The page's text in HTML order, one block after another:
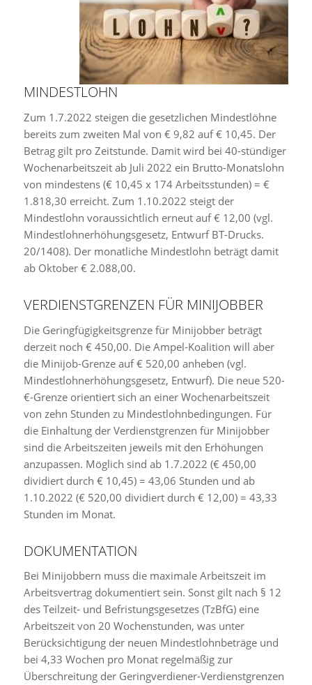
MINDESTLOHN
Zum 1.7.2022 steigen die gesetzlichen Mindestlöhne
bereits zum zweiten Mal von € 9,82 auf € 10,45. Der
Betrag gilt pro Zeitstunde. Damit wird bei 40-stündiger
Wochenarbeitszeit ab Juli 2022 ein Brutto-Monatslohn
von mindestens (€ 10,45 x 174 Arbeitsstunden) = €
1.818,30 erreicht. Zum 1.10.2022 steigt der
Mindestlohn voraussichtlich erneut auf € 12,00 (vgl.
Mindestlohnerhöhungsgesetz, Entwurf BT-Drucks.
20/1408). Der monatliche Mindestlohn beträgt damit
ab Oktober € 2.088,00.
VERDIENSTGRENZEN FÜR MINIJOBBER
Die Geringfügigkeitsgrenze für Minijobber beträgt
derzeit noch € 450,00. Die Ampel-Koalition will aber
die Minijob-Grenze auf € 520,00 anheben (vgl.
Mindestlohnerhöhungsgesetz, Entwurf). Die neue 520-
€-Grenze orientiert sich an einer Wochenarbeitszeit
von zehn Stunden zu Mindestlohnbedingungen. Für
die Einhaltung der Verdienstgrenzen für Minijobber
sind die Arbeitszeiten jeweils mit den Erhöhungen
anzupassen. Möglich sind ab 1.7.2022 (€ 450,00
dividiert durch € 10,45) = 43,06 Stunden und ab
1.10.2022 (€ 520,00 dividiert durch € 12,00) = 43,33
Stunden im Monat.
DOKUMENTATION
Bei Minijobbern muss die maximale Arbeitszeit im
Arbeitsvertrag dokumentiert sein. Sonst gilt nach § 12
des Teilzeit- und Befristungsgesetzes (TzBfG) eine
Arbeitszeit von 20 Wochenstunden, was unter
Berücksichtigung der neuen Mindestlohnbeträge und
bei 4,33 Wochen pro Monat regelmäßig zur
Überschreitung der Geringverdiener-Verdienstgrenzen